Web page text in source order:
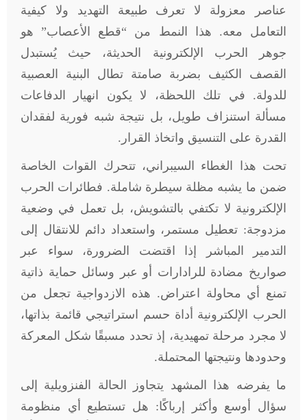
عناصر معزولة لا تعرف طبيعة التهديد ولا كيفية
التعامل معه. هذا النمط من “قطع الأعصاب” هو
جوهر الحرب الإلكترونية الحديثة، حيث يُستبدل
القصف الكثيف بضربة صامتة تطال البنية العصبية
للدولة. في تلك اللحظة، لا يكون انهيار الدفاعات
مسألة استنزاف طويل، بل نتيجة شبه فورية لفقدان
القدرة على التنسيق واتخاذ القرار .
تحت هذا الغطاء السيبراني، تتحرك القوات الخاصة
ضمن ما يشبه مظلة سيطرة شاملة. فطائرات الحرب
الإلكترونية لا تكتفي بالتشويش، بل تعمل في وضعية
مزدوجة: تعطيل مستمر، واستعداد دائم للانتقال إلى
التدمير المباشر إذا اقتضت الضرورة، سواء عبر
صواريخ مضادة للرادارات أو عبر وسائل حماية ذاتية
تمنع أي محاولة اعتراض. هذه الازدواجية تجعل من
الحرب الإلكترونية أداة حسم استراتيجي قائمة بذاتها،
لا مجرد مرحلة تمهيدية، إذ تحدد مسبقًا شكل المعركة
وحدودها ونتيجتها المحتملة.
ما يفرضه هذا المشهد يتجاوز الحالة الفنزويلية إلى
سؤال أوسع وأكثر إرباكًا: هل تستطيع أي منظومة